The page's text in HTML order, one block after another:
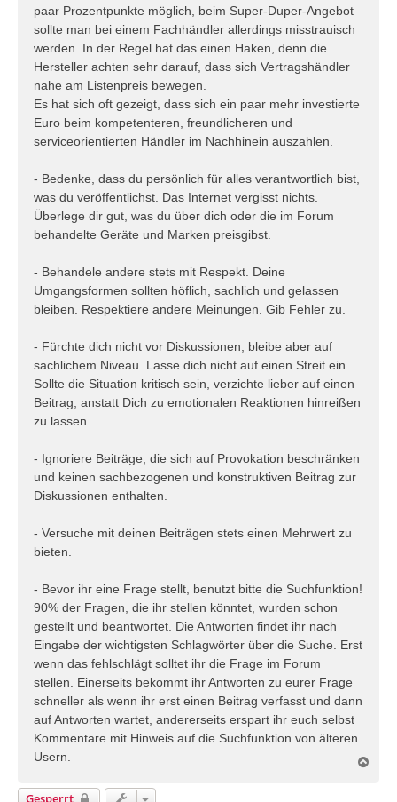
paar Prozentpunkte möglich, beim Super-Duper-Angebot
sollte man bei einem Fachhändler allerdings misstrauisch
werden. In der Regel hat das einen Haken, denn die
Hersteller achten sehr darauf, dass sich Vertragshändler
nahe am Listenpreis bewegen.
Es hat sich oft gezeigt, dass sich ein paar mehr investierte
Euro beim kompetenteren, freundlicheren und
serviceorientierten Händler im Nachhinein auszahlen.
- Bedenke, dass du persönlich für alles verantwortlich bist,
was du veröffentlichst. Das Internet vergisst nichts.
Überlege dir gut, was du über dich oder die im Forum
behandelte Geräte und Marken preisgibst.
- Behandele andere stets mit Respekt. Deine
Umgangsformen sollten höflich, sachlich und gelassen
bleiben. Respektiere andere Meinungen. Gib Fehler zu.
- Fürchte dich nicht vor Diskussionen, bleibe aber auf
sachlichem Niveau. Lasse dich nicht auf einen Streit ein.
Sollte die Situation kritisch sein, verzichte lieber auf einen
Beitrag, anstatt Dich zu emotionalen Reaktionen hinreißen
zu lassen.
- Ignoriere Beiträge, die sich auf Provokation beschränken
und keinen sachbezogenen und konstruktiven Beitrag zur
Diskussionen enthalten.
- Versuche mit deinen Beiträgen stets einen Mehrwert zu
bieten.
- Bevor ihr eine Frage stellt, benutzt bitte die Suchfunktion!
90% der Fragen, die ihr stellen könntet, wurden schon
gestellt und beantwortet. Die Antworten findet ihr nach
Eingabe der wichtigsten Schlagwörter über die Suche. Erst
wenn das fehlschlägt solltet ihr die Frage im Forum
stellen. Einerseits bekommt ihr Antworten zu eurer Frage
schneller als wenn ihr erst einen Beitrag verfasst und dann
auf Antworten wartet, andererseits erspart ihr euch selbst
Kommentare mit Hinweis auf die Suchfunktion von älteren
Usern.
Gesperrt